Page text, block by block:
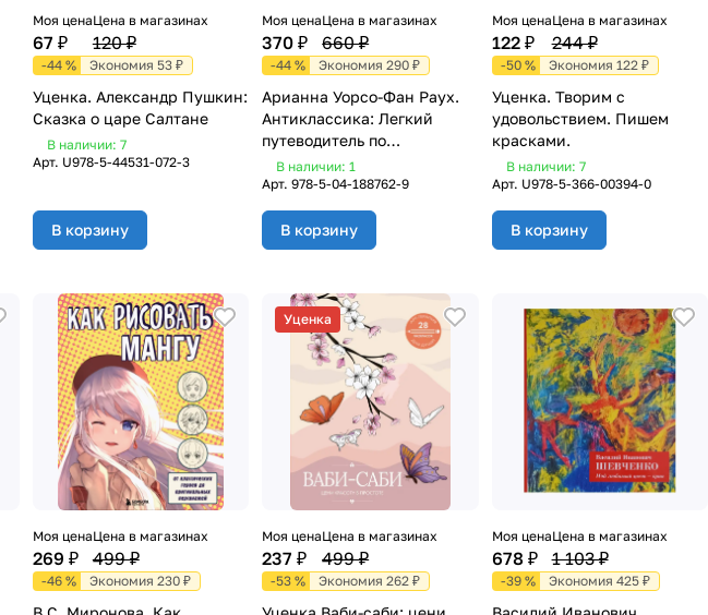
Моя цена
67 ₽
Цена в магазинах
120 ₽
-44 % Экономия 53 ₽
Уценка. Александр Пушкин:
Сказка о царе Салтане
В наличии: 7
Арт. U978-5-44531-072-3
В корзину
Моя цена
370 ₽
Цена в магазинах
660 ₽
-44 % Экономия 290 ₽
Арианна Уорсо-Фан Раух.
Антиклассика: Легкий
путеводитель по
напряженному миру
классической музыки
В наличии: 1
Арт.978-5-04-188762-9
В корзину
Моя цена
122 ₽
Цена в магазинах
244 ₽
-50 % Экономия 122 ₽
Уценка. Творим с
удовольствием. Пишем
красками.
В наличии: 7
Арт. U978-5-366-00394-0
В корзину
Моя цена
269 ₽
Цена в магазинах
499 ₽
-46 % Экономия 230 ₽
Уценка
Моя цена
237 ₽
Цена в магазинах
499 ₽
-53 % Экономия 262 ₽
Моя цена
678 ₽
Цена в магазинах
1 103 ₽
-39 % Экономия 425 ₽